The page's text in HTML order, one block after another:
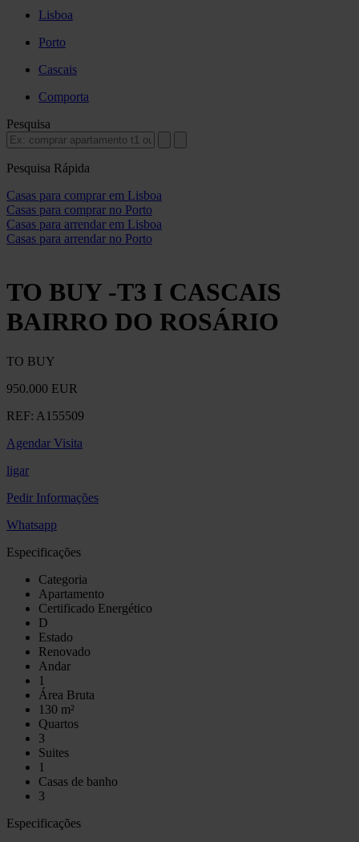
Lisboa
Porto
Cascais
Comporta
Pesquisa
Pesquisa Rápida
Casas para comprar em Lisboa
Casas para comprar no Porto
Casas para arrendar em Lisboa
Casas para arrendar no Porto
TO BUY -T3 I CASCAIS
BAIRRO DO ROSÁRIO
TO BUY
950.000 EUR
REF: A155509
Agendar Visita
ligar
Pedir Informações
Whatsapp
Especificações
Categoria
Apartamento
Certificado Energético
D
Estado
Renovado
Andar
1
Área Bruta
130 m²
Quartos
3
Suites
1
Casas de banho
3
Especificações